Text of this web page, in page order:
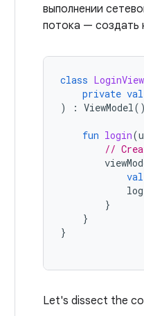
выполнении
потока — создать
class
private val
)
: ViewModel()
fun login(
//
val
}
}
}
Let's dissect the